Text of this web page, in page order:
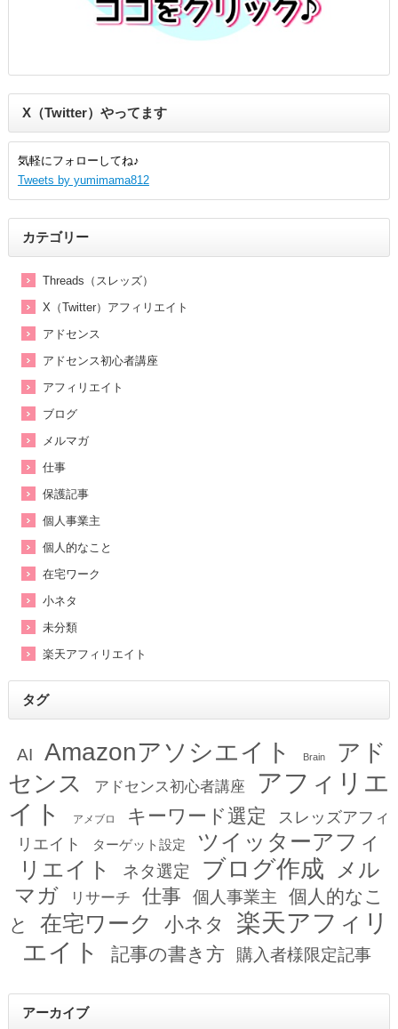
X（Twitter）やってます
気軽にフォローしてね♪
Tweets by yumimama812
カテゴリー
Threads（スレッズ）
X（Twitter）アフィリエイト
アドセンス
アドセンス初心者講座
アフィリエイト
ブログ
メルマガ
仕事
保護記事
個人事業主
個人的なこと
在宅ワーク
小ネタ
未分類
楽天アフィリエイト
タグ
AI Amazonアソシエイト Brain
アド
センス
アドセンス初心者講座
アフィリエ
イト
アメブロ キーワード選定
スレッズアフィ
リエイト
ターゲット設定
ツイッターアフィ
リエイト
ネタ選定 ブログ作成
メル
マガ
リサーチ 仕事 個人事業主
個人的なこ
と
在宅ワーク 小ネタ
楽天アフィリ
エイト
記事の書き方 購入者様限定記事
アーカイブ